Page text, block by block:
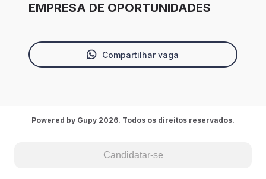
EMPRESA DE OPORTUNIDADES
Compartilhar vaga
Candidatar-se
Powered by Gupy 2026. Todos os direitos reservados.